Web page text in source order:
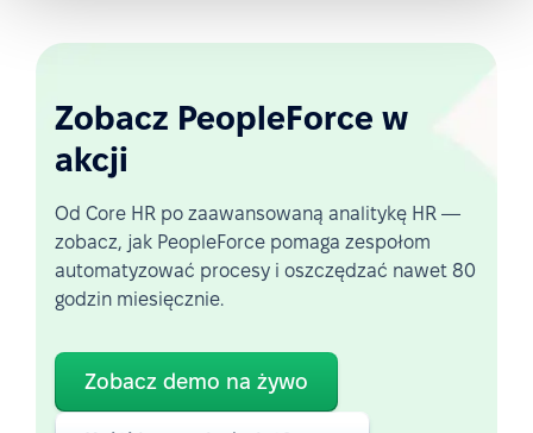
Zobacz PeopleForce w
akcji
Od Core HR po zaawansowaną analitykę HR —
zobacz, jak PeopleForce pomaga zespołom
automatyzować procesy i oszczędzać nawet 80
godzin miesięcznie.
Zobacz demo na żywo